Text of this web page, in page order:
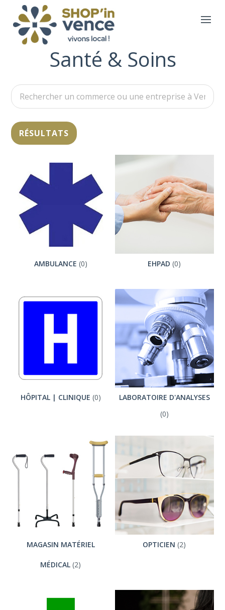
Santé & Soins
AMBULANCE (0) EHPAD (0)
HÔPITAL | CLINIQUE (0)
LABORATOIRE D'ANALYSES
(0)
MAGASIN MATÉRIEL
MÉDICAL (2)
OPTICIEN (2)